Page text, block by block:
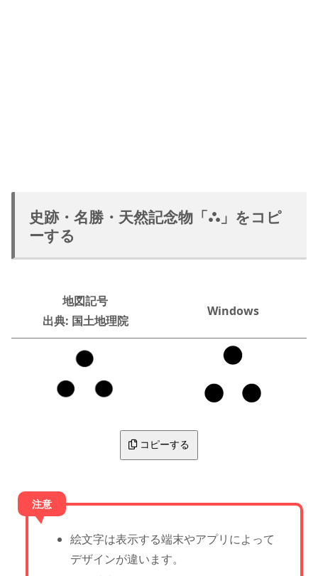
史跡・名勝・天然記念物「⛬」をコピ
ーする
地図記号
出典: 国土地理院
Windows
コピーする
絵文字は表示する端末やアプリによって
デザインが違います。